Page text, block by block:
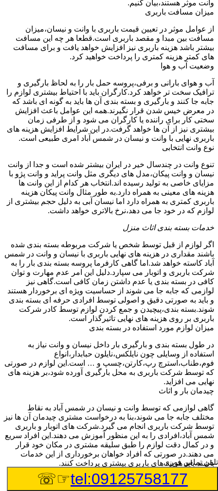
وانت موثر هستند،بیان کنیم.
میزان مسافت باربری
از عوامل موثر در تعیین قیمت باربری با وانت و نیسان،میزان
مسافت بین مبدا و مقصد باربری است.قطعا هر چه این مسافت
بیشتر باشد هزینه باربری نیز افزایش خواهد یافت و برای مسافت
های کمتر هزینه کمتری را پرداخت خواهید کرد.
وضعیت آب و هوا
آب و هوای بارانی و برفی،پروسه حمل بار را به لحاظ بارگیری و
ترافیک سخت تر خواهد کرد.کارگران باید با احتیاط بیشتری لوازم را
جابه جا کنند و بارگیری و بسته بندی آن ها باید به گونه ای باشد که
در معرض خیس شدن قرار نگیرند.همه این عوامل باعث افزایش
سختی کار برای راننده یا کارگران می شود و از طرفی زمان
بیشتری نیز از آن ها خواهد گرفت.در این شرایط افزایش هزینه های
باربری نهایی با وانت و نیسان در شمس آباد امری طبیعی است.
نوع وانت انتخابی
تنوع وانت در چندسال خیر در ایران بیشتر شده است و جدا از وانت
نیسان و وانت پیکان،مدل های دیگری مثل وانت پراید و وانت پژو با
مزایای خاصی به تولید رسیده اند.انتخاب هر کدام از این وانت ها
هزینه های معینی به همراه دارد.به طور مثال وانت پیکان هزینه
باربری کمتری به همراه دارد اما نیسان آبی به دلیل حجم بیشتری از
لوازم که در خود جا می دهد،نرخ بالاتری خواهد داشت.
خدمات بسته بندی اثاث منزل
اگر لوازم از قبل توسط شخص یا شرکت مربوطه بسته بندی شده
باشند مقداری در هزینه های نهایی باربری با نیسان و وانت در شمس
آباد کاسته خواهد شد.اما گاهی کارفرما پروسه بسته بندی بار را به
شرکت باربری و اتوبار می سپارد.دلیل این امر عدم مهارت و توان
کافی در بسته بندی یا عدم داشتن زمان کافی است.گاهی نیز
لوازمی که جابه جا می شوند از حساسیت ویژه ای برخوردار هستند
و باید به صورتی دقیق و اصولی توسط افرادی حرفه ای بسته بندی
شوند.بسته بندی،پیچیدن و جمع کردن لوازم توسط کادر شرکت
باربری بر روی هزینه های نهایی تاثیرگذار است.
میزان لوازم مورد استفاده در بسته بندی
در طول بسته بندی و بارگیری بار داخل نیسان و وانت نیاز به
استفاده از وسایلی چون نایلکس،نایلون حبابدار،انواع
فوم،طناب،استرچ رپ،کارتن،چسپ و … است.این لوازم در صورتی
که توسط شرکت باربری به محل بارگیری آورده شود،بر هزینه های
نهایی می افزاید.
چیدمان بار و اثاث
گاهی لوازمی که توسط وانت و نیسان در شمس آباد به نقاط
مختلف جابه جا می شوند،بنا به درخواست مشتری چیدمان آن ها نیز
توسط شرکت باربری انجام می گیرد.شرکت های اتوبار و باربری
شمس آباد،افرادی را به این منظور آموزش می دهند.این افراد سریع
و در کمال دقت لوازم را طبق سلیقه مشتری در مکان خود قرار
می دهند.در صورتی که افراد خواهان برخورداری از این خدمات
باشند،باید هزینه های باربری بیشتری پرداخت کنند.
تعداد کارگران درخواستی
اتحادیه باربری شمس آباد برای هر تعداد کارگر باربری هر ساله نرخ
تلفن تماس فوری
tel:09125758177
☞☏